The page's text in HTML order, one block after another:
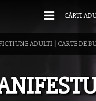
CĂRȚI
ADULTI CARTE DE